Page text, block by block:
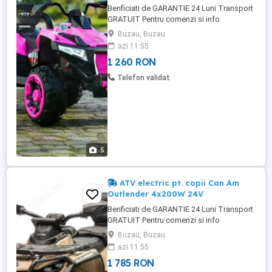
5
Benficiati de GARANTIE 24 Luni Transport
GRATUIT Pentru comenzi si info
contactati-ne ATV electric pt. 2 copii 4x4
Kinderauto SuperOffroad V2, 4x45W 12V
4 Motoare electrice de putere 45W fiecare,
total 180W la tensiune 12V Echipata cu
Baterie reincarcabila 12V 12Ah Music
Buzau, Buzau
azi 11:55
1 260 RON
Telefon validat
ATV electric pt. copii Can Am
Outlender 4x200W 24V
Benficiati de GARANTIE 24 Luni Transport
GRATUIT Pentru comenzi si info
contactati-ne ATV electric pt. copii Can
Am Outlender 4x200W 24V Roti MOI din
cauciuc EVA, silentioase si confortabile
Scaun tapitat cu piele ecologica,
Buzau, Buzau
azi 11:55
1 785 RON